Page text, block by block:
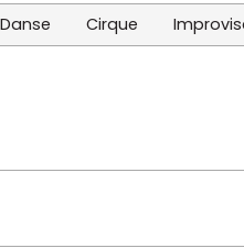
Danse Cirque